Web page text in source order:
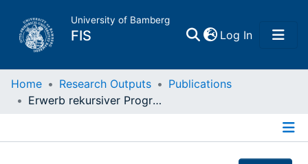
University of Bamberg
FIS Log In(current)
Home
Home Research Outputs
Publications
Erwerb rekursiver Programmiertechniken als Induktion von Konzepten und Regeln